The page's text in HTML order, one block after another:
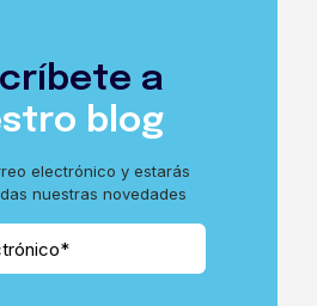
a
blog
electrónico y estarás
nuestras novedades